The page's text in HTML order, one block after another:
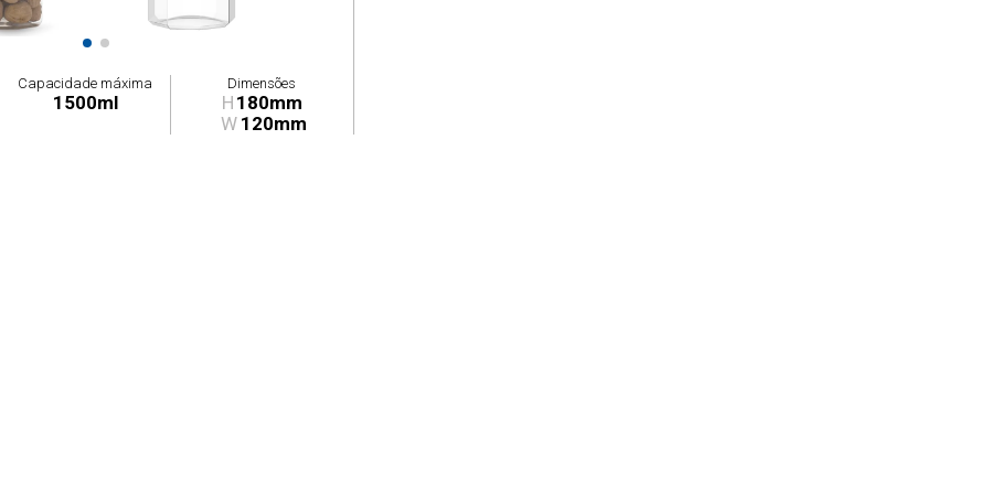
Capacidade máxima
1500ml
Dimensões
H 180mm
W 120mm